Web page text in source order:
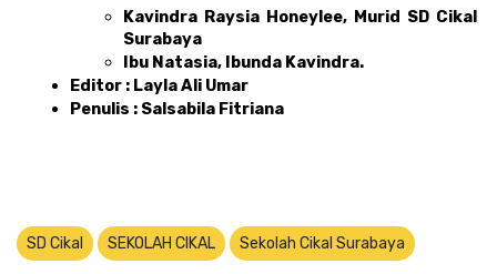
Kavindra Raysia Honeylee, Murid SD Cikal
Surabaya
Ibu Natasia, Ibunda Kavindra.
Editor : Layla Ali Umar
Penulis : Salsabila Fitriana
SD Cikal SEKOLAH CIKAL Sekolah Cikal Surabaya